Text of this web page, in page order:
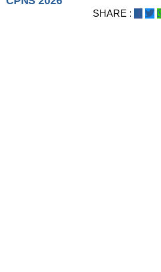
SHARE :